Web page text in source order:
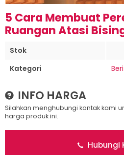
5 Cara Membuat
Ruangan Atasi
Stok
Kategori
INFO HARGA
Silahkan menghubungi kontak kami
harga produk ini.
Hubungi